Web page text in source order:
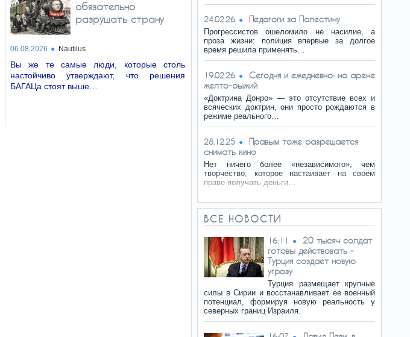
обязательно
разрушать страну
06.08.2026 Nautilus
Вы же те самые люди, которые столь
настойчиво утверждают, что решения
БАГАЦа стоят выше…
24.02.26 Педагоги за Палестину
Прогрессистов ошеломило не насилие, а
проза жизни: полиция впервые за долгое
время решила применять…
19.02.26
Сегодня и ежедневно: на арене
желто-рыжий
«Доктрина Донро» — это отсутствие всех и
всяческих доктрин, они просто рождаются в
режиме реального…
28.12.25
Правым тоже разрешается
снимать кино
Нет ничего более «независимого», чем
творчество, которое настаивает на своём
праве получать деньги…
ВСЕ НОВОСТИ
16:11
20 тысяч солдат
готовы действовать -
Турция создает новую
угрозу
Турция размещает крупные
силы в Сирии и восстанавливает ее военный
потенциал, формируя новую реальность у
северных границ Израиля.